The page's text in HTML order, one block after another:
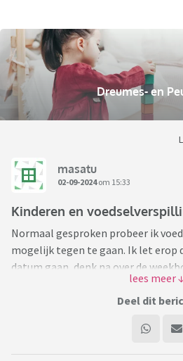
Dreumes- en
masatu
02-09-2024om 15:33
Kinderen en
Normaal gesproken probeer ik
mogelijk tegen te gaan. Ik let erop
datum gaan, denk na over de
een halve bloemkool ergens voor
ook die week opgaat, kook/koop
Alsnog gaat er wel eens iets "mis"
favoriet), maar meestal bestaat
Deel dit